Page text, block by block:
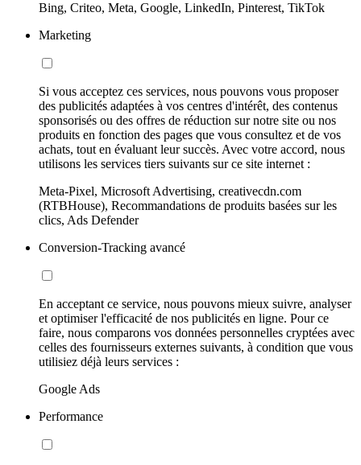
Bing, Criteo, Meta, Google, LinkedIn, Pinterest, TikTok
Marketing
Si vous acceptez ces services, nous pouvons vous proposer
des publicités adaptées à vos centres d'intérêt, des contenus
sponsorisés ou des offres de réduction sur notre site ou nos
produits en fonction des pages que vous consultez et de vos
achats, tout en évaluant leur succès. Avec votre accord, nous
utilisons les services tiers suivants sur ce site internet :
Meta-Pixel, Microsoft Advertising, creativecdn.com
(RTBHouse), Recommandations de produits basées sur les
clics, Ads Defender
Conversion-Tracking avancé
En acceptant ce service, nous pouvons mieux suivre, analyser
et optimiser l'efficacité de nos publicités en ligne. Pour ce
faire, nous comparons vos données personnelles cryptées avec
celles des fournisseurs externes suivants, à condition que vous
utilisiez déjà leurs services :
Google Ads
Performance